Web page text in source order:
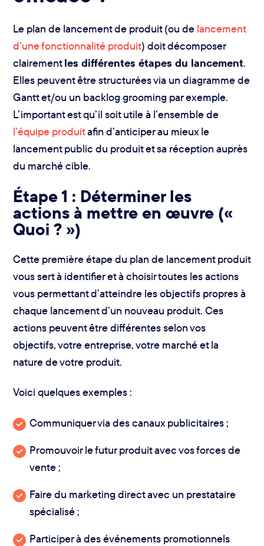
Le plan de lancement de produit (ou de lancement
d’une fonctionnalité produit) doit décomposer
clairementles différentes étapes du lancement.
Elles peuvent être structurées via un diagramme de
Gantt et/ou un backlog grooming par exemple.
L’important est qu’il soit utile à l’ensemble de
l’équipe produitafin d’anticiper au mieux le
lancement public du produit et sa réception auprès
du marché cible.
Étape 1 : Déterminer les
actions à mettre en œuvre («
Quoi ? »)
Cette première étape du plan de lancement produit
vous sert à identifier et à choisir toutes les actions
vous permettant d’atteindre les objectifs propres à
chaque lancement d’un nouveau produit. Ces
actions peuvent être différentes selon vos
objectifs, votre entreprise, votre marché et la
nature de votre produit.
Voici quelques exemples :
Communiquer via des canaux publicitaires ;
Promouvoir le futur produit avec vos forces de
vente ;
Faire du marketing direct avec un prestataire
spécialisé ;
Participer à des événements promotionnels